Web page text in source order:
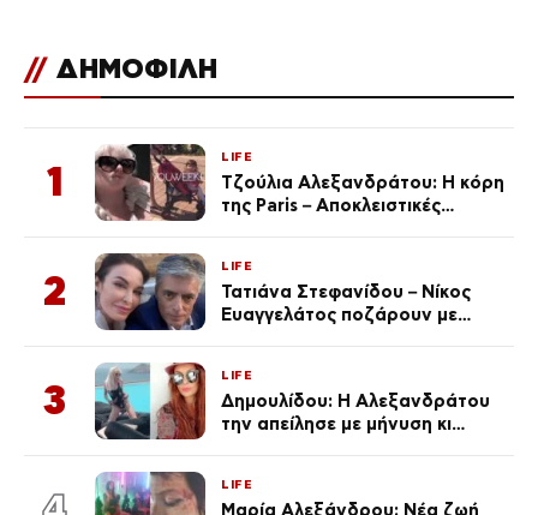
// ΔΗΜΟΦΙΛΗ
1
LIFE
Τζούλια Αλεξανδράτου: Η κόρη
της Paris – Αποκλειστικές
2
LIFE
Τατιάνα Στεφανίδου – Νίκος
Ευαγγελάτος ποζάρουν με
3
LIFE
Δημουλίδου: Η Αλεξανδράτου
την απείλησε με μήνυση κι
ποια είσαι σοκαρίστικα»
LIFE
Μαρία Αλεξάνδρου: Νέα ζωή